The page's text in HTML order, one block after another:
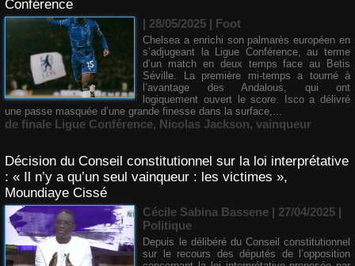
Conférence
| 28/05/2025 | Foot
Chelsea a enrichi son palmarès européen en
s’adjugeant la Ligue Conférence, au terme
d’un match en deux temps face au Betis
Séville. La première mi-temps a tourné à
l’avantage des Andalous, qui ont
logiquement ouvert le score. Isco a délivré
une passe masquée d’une grande finesse dans la surface,...
de finale Ligue Conférence, Nicolas Jackson, vainqueur
Décision du Conseil constitutionnel sur la loi interprétative
: « Il n’y a qu’un seul vainqueur : les victimes »,
Moundiaye Cissé
Cécile Sabina Bassene | 27/04/2025 |
Politique
Depuis le délibéré du Conseil constitutionnel
sur le recours des députés de l’opposition